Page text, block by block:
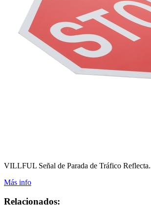
VILLFUL Señal de Parada de Tráfico
Más info
Relacionados: